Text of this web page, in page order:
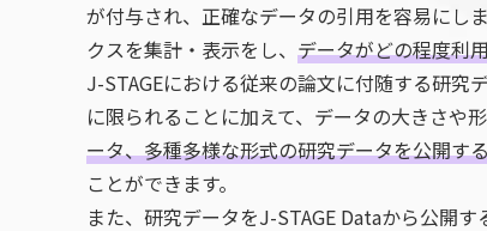
が付与され、正確なデータの引用を容易にし
クスを集計・表示をし、 データがどの程度利
J-STAGEにおける従来の論文に付随する研究
に限られることに加えて、データの大きさや
ータ、多種多様な形式の研究データを公開す
ことができます。
また、研究データをJ-STAGE Dataから公開す